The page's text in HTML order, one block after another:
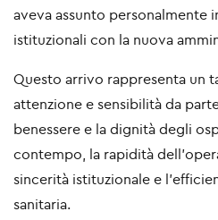
aveva assunto personalmente
istituzionali con la nuova
Questo arrivo rappresenta un
attenzione e sensibilità da
benessere e la dignità degli
contempo, la rapidità
sincerità istituzionale e
sanitaria.